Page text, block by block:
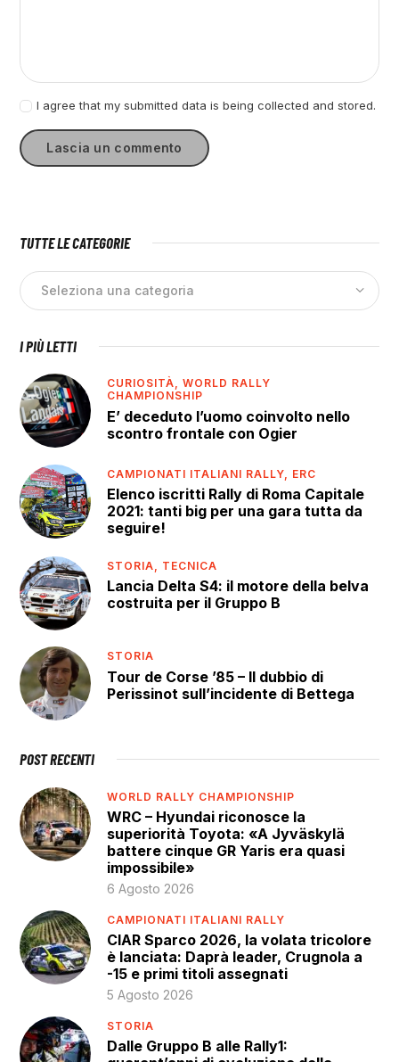
I agree that my submitted data is being collected and stored.
TUTTE LE CATEGORIE
I PIÙ LETTI
CURIOSITÀ,WORLD RALLY
CHAMPIONSHIP
E’ deceduto l’uomo coinvolto nello
scontro frontale con Ogier
CAMPIONATI ITALIANI RALLY, ERC
Elenco iscritti Rally di Roma Capitale
2021: tanti big per una gara tutta da
seguire!
STORIA, TECNICA
Lancia Delta S4: il motore della belva
costruita per il Gruppo B
STORIA
Tour de Corse ’85 – Il dubbio di
Perissinot sull’incidente di Bettega
POST RECENTI
WORLD RALLY CHAMPIONSHIP
WRC – Hyundai riconosce la
superiorità Toyota: «A Jyväskylä
battere cinque GR Yaris era quasi
impossibile»
6 Agosto 2026
CAMPIONATI ITALIANI RALLY
CIAR Sparco 2026, la volata tricolore
è lanciata: Daprà leader, Crugnola a
-15 e primi titoli assegnati
5 Agosto 2026
STORIA
Dalle Gruppo B alle Rally1: